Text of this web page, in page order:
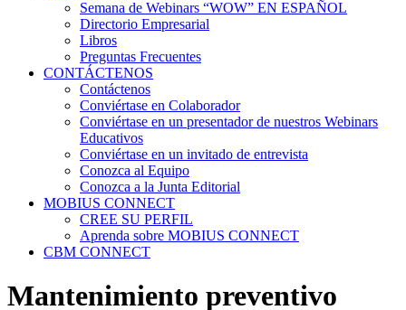
Semana de Webinars “WOW” EN ESPAÑOL
Directorio Empresarial
Libros
Preguntas Frecuentes
CONTÁCTENOS
Contáctenos
Conviértase en Colaborador
Conviértase en un presentador de nuestros Webinars
Educativos
Conviértase en un invitado de entrevista
Conozca al Equipo
Conozca a la Junta Editorial
MOBIUS CONNECT
CREE SU PERFIL
Aprenda sobre MOBIUS CONNECT
CBM CONNECT
Mantenimiento preventivo